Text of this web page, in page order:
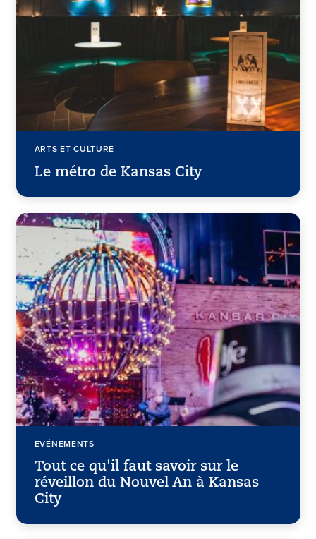
ARTS ET CULTURE
Le métro de Kansas City
EVÉNEMENTS
Tout ce qu'il faut savoir sur le
réveillon du Nouvel An à Kansas
City